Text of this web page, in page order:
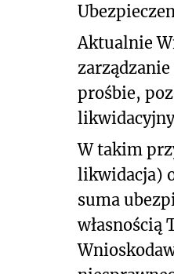
Aktualnie
prośbie,
W takim
likwidacja)
suma
własnością